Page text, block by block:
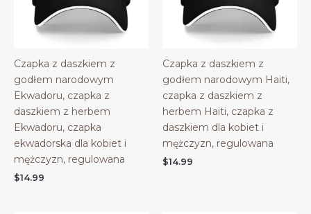
Czapka z daszkiem z
godłem narodowym
Ekwadoru, czapka z
daszkiem z herbem
Ekwadoru, czapka
ekwadorska dla kobiet i
mężczyzn, regulowana
$14.99
Czapka z daszkiem z
godłem narodowym Haiti,
czapka z daszkiem z
herbem Haiti, czapka z
daszkiem dla kobiet i
mężczyzn, regulowana
$14.99